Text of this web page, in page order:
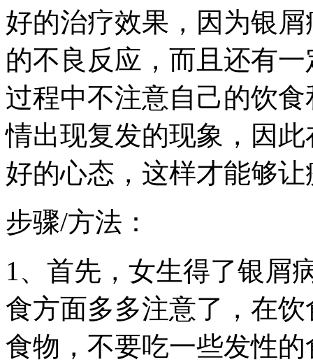
好的治疗效果，因为银
的不良反应，而且还有
过程中不注意自己的饮
情出现复发的现象，因
好的心态，这样才能够
步骤/方法：
1、首先，女生得了银屑
食方面多多注意了，在
食物，不要吃一些发性